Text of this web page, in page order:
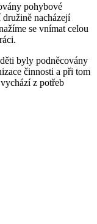
pohybové
nacházejí
se vnímat celou
byly podněcovány
činnosti a při tom
z potřeb